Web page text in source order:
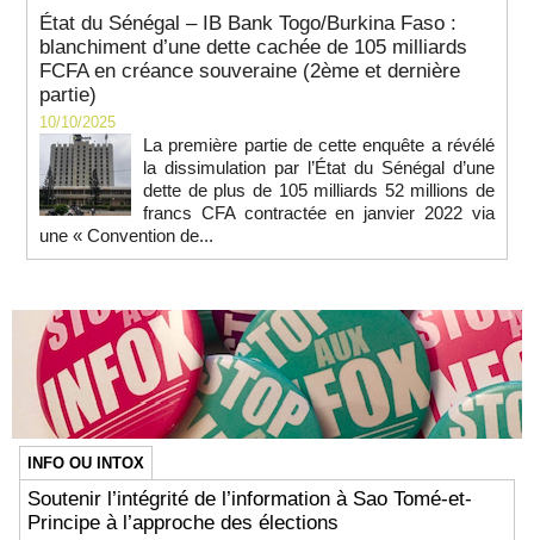
État du Sénégal – IB Bank Togo/Burkina Faso :
blanchiment d’une dette cachée de 105 milliards
FCFA en créance souveraine (2ème et dernière
partie)
10/10/2025
La première partie de cette enquête a révélé
la dissimulation par l’État du Sénégal d’une
dette de plus de 105 milliards 52 millions de
francs CFA contractée en janvier 2022 via
une « Convention de...
INFO OU INTOX
Soutenir l’intégrité de l’information à Sao Tomé-et-
Principe à l’approche des élections